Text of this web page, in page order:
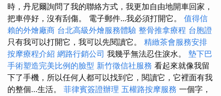
時，丹尼爾詢問了我的聯絡方式，我更加自由地開車回家，
把車停好，沒有刮傷。 電子郵件...我必須打開它。 值得信
賴的外燴廠商 台北高級外燴服務體驗 整骨推拿療程 台胞證
只有我可以打開它，我可以先閱讀它。 精緻茶會服務安排
按摩療程介紹 網路行銷公司 我幾乎無法忍住淚水。 墊下巴
手術塑造完美比例的臉型 新竹徵信社服務 看起來就像我留
下了手機，所以任何人都可以找到它，閱讀它，它裡面有我
的整個…生活。 菲律賓簽證辦理 五權路按摩服務 一個字，